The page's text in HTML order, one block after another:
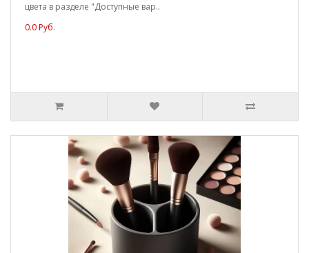
цвета в разделе "Доступные вар..
0.0 Руб.